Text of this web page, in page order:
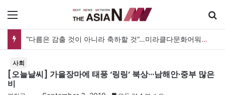
“다름은 감출 것이 아니라 축하할 것”…미라클다문화어워드가 그리는 ‘공존’의 미래
사회
[오늘날씨] 가을장마에 태풍 ‘링링’ 북상···남해안·중부 많은
비